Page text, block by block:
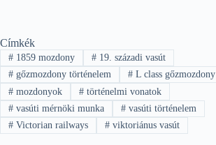
Címkék
#1859 mozdony #19. századi vasút
#gőzmozdony történelem #L class gőzmozdony
#mozdonyok #történelmi vonatok
#vasúti mérnöki munka #vasúti történelem
#Victorian railways #viktoriánus vasút